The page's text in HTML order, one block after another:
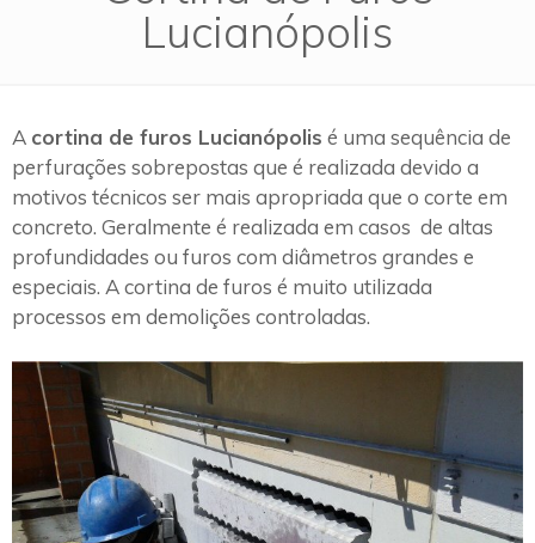
Lucianópolis
A cortina de furos Lucianópolis é uma sequência de
perfurações sobrepostas que é realizada devido a
motivos técnicos ser mais apropriada que o corte em
concreto. Geralmente é realizada em casos de altas
profundidades ou furos com diâmetros grandes e
especiais. A cortina de furos é muito utilizada
processos em demolições controladas.